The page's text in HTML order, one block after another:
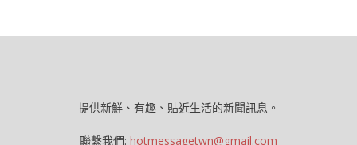
提供新鮮、有趣、貼近生活的新聞訊息。
聯繫我們: hotmessagetwn@gmail.com